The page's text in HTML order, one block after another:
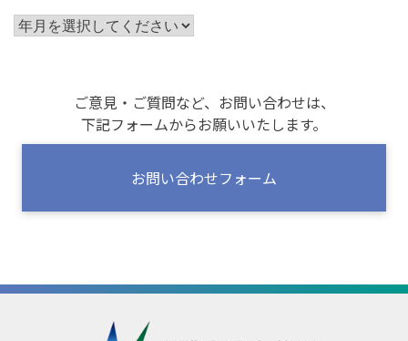
シ
ご意見・ご質問など、お問い合わせは、
下記フォームからお願いいたします。
お問い合わせフォーム